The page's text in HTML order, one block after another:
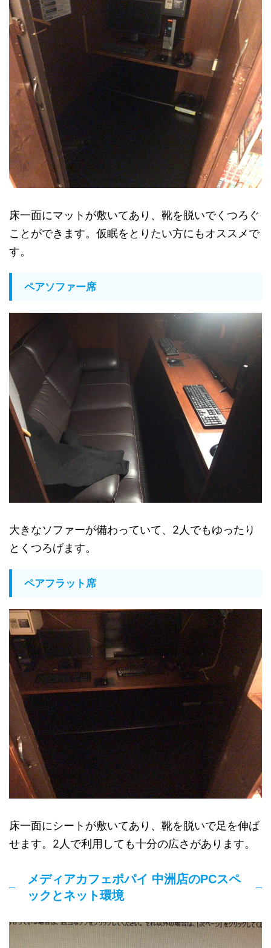
床一面にマットが敷いてあり、靴を脱いでくつろぐ
ことができます。仮眠をとりたい方にもオススメで
す。
ペアソファー席
大きなソファーが備わっていて、2人でもゆったり
とくつろげます。
ペアフラット席
床一面にシートが敷いてあり、靴を脱いで足を伸ば
せます。2人で利用しても十分の広さがあります。
メディアカフェポパイ 中洲店のPCスペ
ックとネット環境